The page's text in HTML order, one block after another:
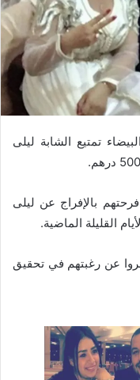
تمتيع الشابة ليلى
بالإفراج عن ليلى
القليلة الماضية.
عن رغبتهم في تحقيق